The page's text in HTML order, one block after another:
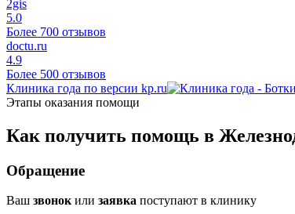
2gis
5.0
Более 700 отзывов
doctu.ru
4.9
Более 500 отзывов
Клиника года по версии kp.ru
Этапы оказания помощи
Как получить помощь в
Обращение
Ваш звонокили заявка поступают в клинику